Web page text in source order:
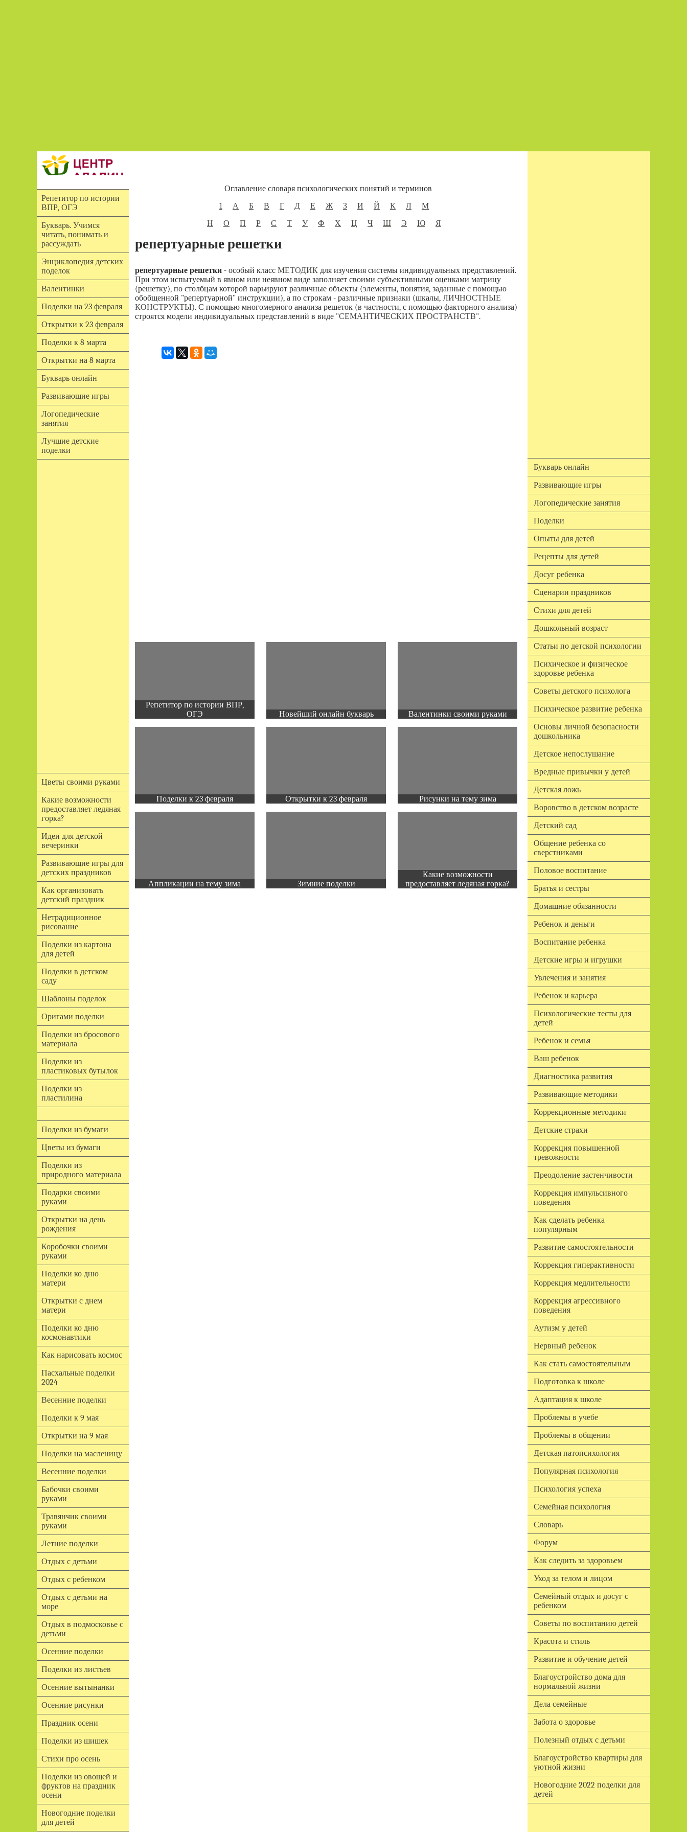
Репетитор по истории
ВПР, ОГЭ
Букварь. Учимся
читать, понимать и
рассуждать
Энциклопедия детских
поделок
Валентинки
Поделки на 23 февраля
Открытки к 23 февраля
Поделки к 8 марта
Открытки на 8 марта
Букварь онлайн
Развивающие игры
Логопедические
занятия
Лучшие детские
поделки
Цветы своими руками
Какие возможности
предоставляет ледяная
горка?
Идеи для детской
вечеринки
Развивающие игры для
детских праздников
Как организовать
детский праздник
Нетрадиционное
рисование
Поделки из картона
для детей
Поделки в детском
саду
Шаблоны поделок
Оригами поделки
Поделки из бросового
материала
Поделки из
пластиковых бутылок
Поделки из
пластилина
Поделки из бумаги
Цветы из бумаги
Поделки из
природного материала
Подарки своими
руками
Открытки на день
рождения
Коробочки своими
руками
Поделки ко дню
матери
Открытки с днем
матери
Поделки ко дню
космонавтики
Как нарисовать космос
Пасхальные поделки
2024
Весенние поделки
Поделки к 9 мая
Открытки на 9 мая
Поделки на масленицу
Весенние поделки
Бабочки своими
руками
Травянчик своими
руками
Летние поделки
Отдых с детьми
Отдых с ребенком
Отдых с детьми на
море
Отдых в подмосковье с
детьми
Осенние поделки
Поделки из листьев
Осенние вытынанки
Осенние рисунки
Праздник осени
Поделки из шишек
Стихи про осень
Поделки из овощей и
фруктов на праздник
осени
Новогодние поделки
для детей
Оглавление словаря психологических понятий и терминов
1
А Б В Г Д Е Ж З И Й К Л
М
Н
О П Р С Т У Ф Х Ц Ч Ш Э Ю Я
репертуарные решетки
репертуарные решетки- особый класс МЕТОДИКдля изучения системы индивидуальных представлений.
При этом испытуемый в явном или неявном виде заполняет своими субъективными оценками матрицу
(решетку), по столбцам которой варьируют различные объекты (элементы, понятия, заданные с помощью
обобщенной "репертуарной" инструкции), а по строкам - различные признаки (шкалы, ЛИЧНОСТНЫЕ
КОНСТРУКТЫ). С помощью многомерного анализа решеток (в частности, с помощью факторного анализа)
строятся модели индивидуальных представлений в виде "СЕМАНТИЧЕСКИХ ПРОСТРАНСТВ".
Репетитор по истории ВПР,
ОГЭ
Новейший онлайн букварь Валентинки своими руками
Поделки к 23 февраля Открытки к 23 февраля Рисунки на тему зима
Аппликации на тему зима Зимние поделки
Какие возможности
предоставляет ледяная горка?
Букварь онлайн
Развивающие игры
Логопедические занятия
Поделки
Опыты для детей
Рецепты для детей
Досуг ребенка
Сценарии праздников
Стихи для детей
Дошкольный возраст
Статьи по детской психологии
Психическое и физическое
здоровье ребенка
Советы детского психолога
Психическое развитие ребенка
Основы личной безопасности
дошкольника
Детское непослушание
Вредные привычки у детей
Детская ложь
Воровство в детском возрасте
Детский сад
Общение ребенка со
сверстниками
Половое воспитание
Братья и сестры
Домашние обязанности
Ребенок и деньги
Воспитание ребенка
Детские игры и игрушки
Увлечения и занятия
Ребенок и карьера
Психологические тесты для
детей
Ребенок и семья
Ваш ребенок
Диагностика развития
Развивающие методики
Коррекционные методики
Детские страхи
Коррекция повышенной
тревожности
Преодоление застенчивости
Коррекция импульсивного
поведения
Как сделать ребенка
популярным
Развитие самостоятельности
Коррекция гиперактивности
Коррекция медлительности
Коррекция агрессивного
поведения
Аутизм у детей
Нервный ребенок
Как стать самостоятельным
Подготовка к школе
Адаптация к школе
Проблемы в учебе
Проблемы в общении
Детская патопсихология
Популярная психология
Психология успеха
Семейная психология
Словарь
Форум
Как следить за здоровьем
Уход за телом и лицом
Семейный отдых и досуг с
ребенком
Советы по воспитанию детей
Красота и стиль
Развитие и обучение детей
Благоустройство дома для
нормальной жизни
Дела семейные
Забота о здоровье
Полезный отдых с детьми
Благоустройство квартиры для
уютной жизни
Новогодние 2022 поделки для
детей